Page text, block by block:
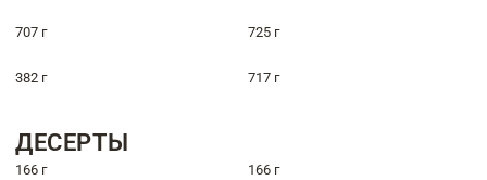
707 г 725 г
382 г 717 г
ДЕСЕРТЫ
166 г 166 г